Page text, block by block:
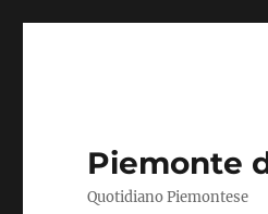
Piemonte
Quotidiano Piemontese